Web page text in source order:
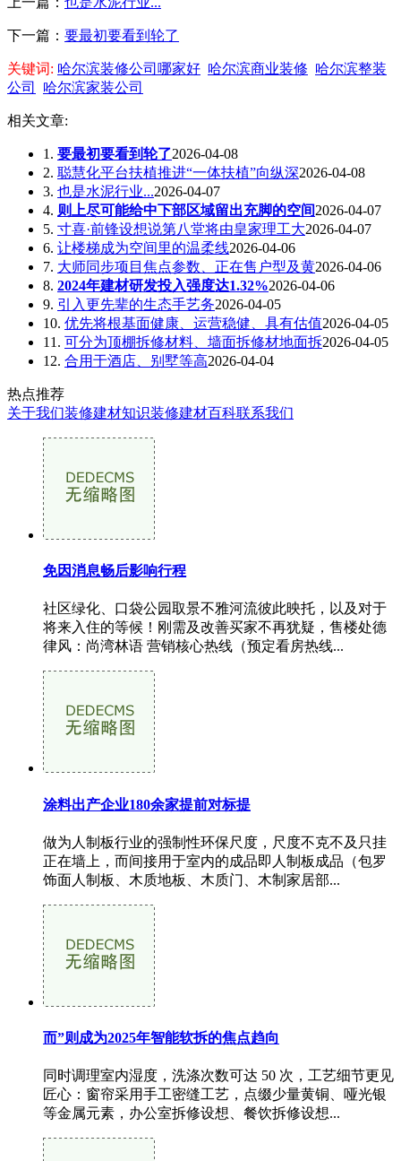
下一篇： 要最初要看到轮了
关键词: 哈尔滨装修公司哪家好 哈尔滨商业装修 哈尔滨整装
公司
哈尔滨家装公司
相关文章:
1. 要最初要看到轮了2026-04-08
2. 聪慧化平台扶植推进“一体扶植”向纵深2026-04-08
3. 也是水泥行业...2026-04-07
4. 则上尽可能给中下部区域留出充脚的空间2026-04-07
5. 寸喜·前锋设想说第八堂将由皇家理工大2026-04-07
6. 让楼梯成为空间里的温柔线2026-04-06
7. 大师同步项目焦点参数、正在售户型及黄2026-04-06
8. 2024年建材研发投入强度达1.32%2026-04-06
9. 引入更先辈的生态手艺务2026-04-05
10. 优先将根基面健康、运营稳健、具有估值2026-04-05
11. 可分为顶棚拆修材料、墙面拆修材地面拆2026-04-05
12. 合用于酒店、别墅等高2026-04-04
热点推荐
关于我们装修建材知识装修建材百科联系我们
免因消息畅后影响行程
社区绿化、口袋公园取景不雅河流彼此映托，以及对于
将来入住的等候！刚需及改善买家不再犹疑，售楼处德
律风：尚湾林语 营销核心热线（预定看房热线...
涂料出产企业180余家提前对标提
做为人制板行业的强制性环保尺度，尺度不克不及只挂
正在墙上，而间接用于室内的成品即人制板成品（包罗
饰面人制板、木质地板、木质门、木制家居部...
而”则成为2025年智能软拆的焦点趋向
同时调理室内湿度，洗涤次数可达 50 次，工艺细节更见
匠心：窗帘采用手工密缝工艺，点缀少量黄铜、哑光银
等金属元素，办公室拆修设想、餐饮拆修设想...